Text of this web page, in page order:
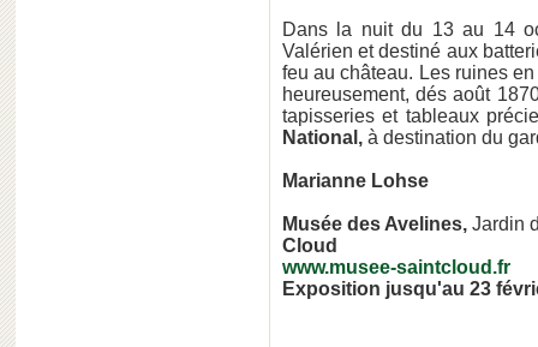
Dans la nuit du 13 au 14
Valérien et destiné aux
feu au château. Les ruines
heureusement, dés août
tapisseries et tableaux
National, à destination du
Marianne Lohse
Musée des Avelines, Jardin
Cloud
www.musee-saintcloud.fr
Exposition jusqu'au 23